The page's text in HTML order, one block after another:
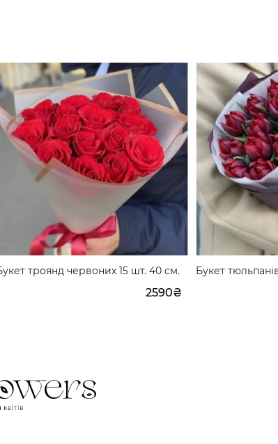
троянд червоних 15 шт. 40 см.
2590₴
Букет